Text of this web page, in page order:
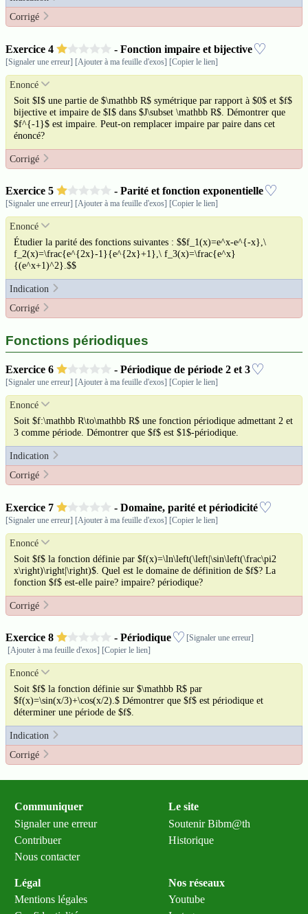
Corrigé
Exercice 4 - Fonction impaire et bijective♡
[Signaler une erreur] [Ajouter à ma feuille d'exos] [Copier le lien]
Enoncé
Soit $I$ une partie de $\mathbb R$ symétrique par rapport à $0$ et $f$
bijective et impaire de $I$ dans $J\subset \mathbb R$. Démontrer que
$f^{-1}$ est impaire. Peut-on remplacer impaire par paire dans cet
énoncé?
Corrigé
Exercice 5 - Parité et fonction exponentielle♡
[Signaler une erreur] [Ajouter à ma feuille d'exos] [Copier le lien]
Enoncé
Étudier la parité des fonctions suivantes : $$f_1(x)=e^x-e^{-x},\
f_2(x)=\frac{e^{2x}-1}{e^{2x}+1},\ f_3(x)=\frac{e^x}
{(e^x+1)^2}.$$
Indication
Corrigé
Fonctions périodiques
Exercice 6 - Périodique de période 2 et 3♡
[Signaler une erreur] [Ajouter à ma feuille d'exos] [Copier le lien]
Enoncé
Soit $f:\mathbb R\to\mathbb R$ une fonction périodique admettant 2 et
3 comme période. Démontrer que $f$ est $1$-périodique.
Indication
Corrigé
Exercice 7 - Domaine, parité et périodicité♡
[Signaler une erreur] [Ajouter à ma feuille d'exos] [Copier le lien]
Enoncé
Soit $f$ la fonction définie par $f(x)=\ln\left(\left|\sin\left(\frac\pi2
x\right)\right|\right)$. Quel est le domaine de définition de $f$? La
fonction $f$ est-elle paire? impaire? périodique?
Corrigé
Exercice 8 - Périodique♡ [Signaler une erreur]
[Ajouter à ma feuille d'exos] [Copier le lien]
Enoncé
Soit $f$ la fonction définie sur $\mathbb R$ par
$f(x)=\sin(x/3)+\cos(x/2).$ Démontrer que $f$ est périodique et
déterminer une période de $f$.
Indication
Corrigé
Communiquer
Signaler une erreur
Contribuer
Nous contacter
Le site
Soutenir Bibm@th
Historique
Légal
Mentions légales
Nos réseaux
Youtube